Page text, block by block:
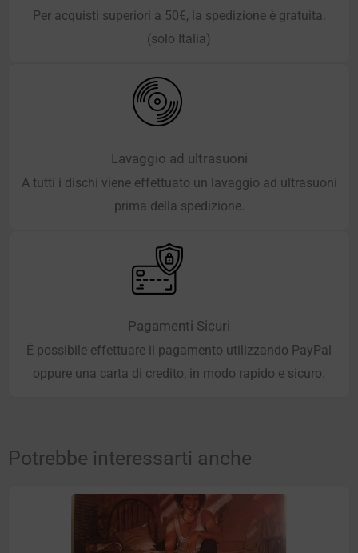
Per acquisti superiori a 50€, la spedizione è gratuita.
(solo Italia)
Lavaggio ad ultrasuoni
A tutti i dischi viene effettuato un lavaggio ad ultrasuoni
prima della spedizione.
Pagamenti Sicuri
È possibile effettuare il pagamento utilizzando PayPal
oppure una carta di credito, in modo rapido e sicuro.
Potrebbe interessarti anche